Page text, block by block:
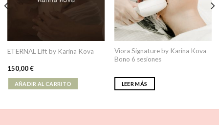
ETERNAL Lift by Karina Kova
150,00€
AÑADIR AL CARRITO
Viora Signature by Karina Kova
Bono 6 sesiones
LEER MÁS